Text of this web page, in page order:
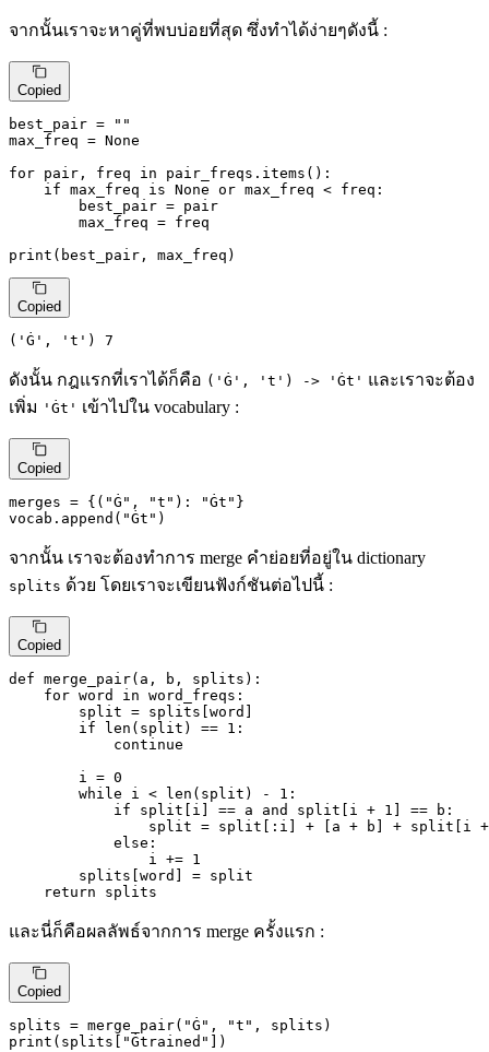
จากนั้นเราจะหาคู่ที่พบบ่อยที่สุด ซึ่งทำได้ง่ายๆดังนี้ :
Copied
best_pair =
""
max_freq = None
for pair, freq in pair_freqs.items():
if max_freq is None or max_freq < freq:
        best_pair = pair
        max_freq = freq
print (best_pair, max_freq)
Copied
( 'Ġ' , 't' ) 7
ดังนั้น กฎแรกที่เราได้ก็คือ ('Ġ', 't') -> 'Ġt' และเราจะต้อง
เพิ่ม 'Ġt' เข้าไปใน vocabulary :
Copied
merges = {( "Ġ" , "t" ): "Ġt" }
vocab.append( "Ġt" )
จากนั้น เราจะต้องทำการ merge คำย่อยที่อยู่ใน dictionary
splits ด้วย โดยเราจะเขียนฟังก์ชันต่อไปนี้ :
Copied
def merge_pair( a, b, splits ):
for word in word_freqs:
        split = splits[word]
if
len (split) == 1 :
continue
        i =
0
while i < len (split) - 1 :
if split[i] == a and split[i + 1 ] == b:
split = split[:i] + [a + b] + split[i
else :
                i +=
1
        splits[word] = split
return splits
และนี่ก็คือผลลัพธ์จากการ merge ครั้งแรก :
Copied
splits = merge_pair( "Ġ" , "t"
print (splits[ "Ġtrained" ])